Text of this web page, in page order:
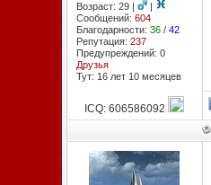
Возраст: 29 |
|
Сообщений: 604
Благодарности: 36/ 42
Репутация: 237
Предупреждений: 0
Друзья
Тут: 16 лет 10 месяцев
ICQ: 606586092